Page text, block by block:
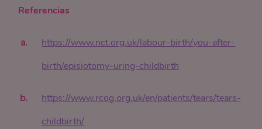
Referencias
https://www.nct.org.uk/labour-birth/you-after-
birth/episiotomy-uring-childbirth
https://www.rcog.org.uk/en/patients/tears/tears-
childbirth/